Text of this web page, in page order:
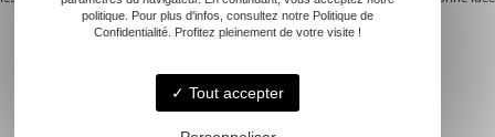
Navigation
Accueil
politique. Pour plus d'infos, consultez notre Politique de
Confidentialité. Profitez pleinement de votre visite !
Tout accepter